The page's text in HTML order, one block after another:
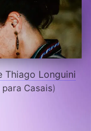
Thiago Longuini
Casais)